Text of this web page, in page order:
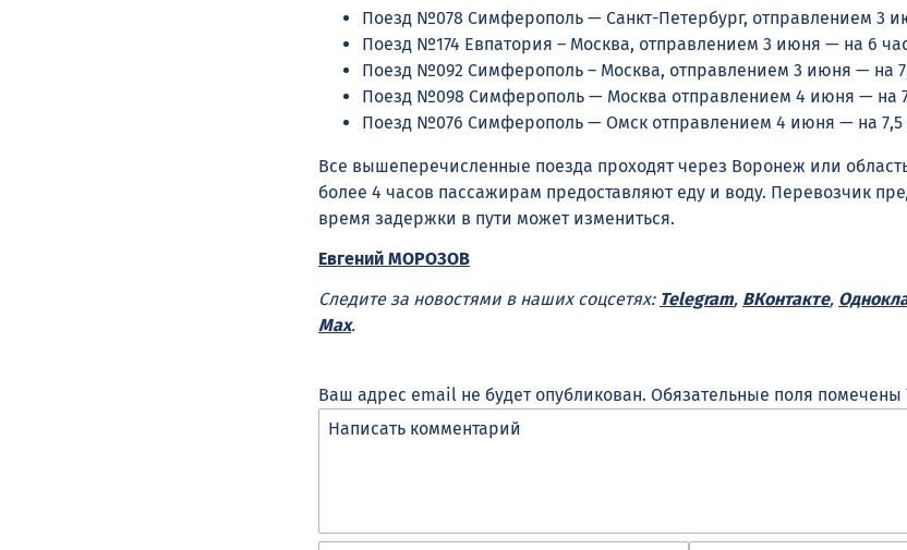
Поезд №078 Симферополь — Санкт-Петербург, отправлением 3
Поезд №174 Евпатория – Москва, отправлением 3 июня — на 6
Поезд №092 Симферополь – Москва, отправлением 3 июня — на
Поезд №098 Симферополь — Москва отправлением 4 июня — на
Поезд №076 Симферополь — Омск отправлением 4 июня — на 7,5
Все вышеперечисленные поезда проходят через Воронеж или
более 4 часов пассажирам предоставляют еду и воду. Перевозчик
время задержки в пути может измениться.
Евгений МОРОЗОВ
Следите за новостями в наших соцсетях: Telegram, ВКонтакте,
Max.
Ваш адрес email не будет опубликован. Обязательные поля помечены